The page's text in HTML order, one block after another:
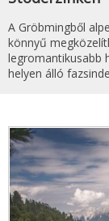
A Gröbmingből
könnyű
legromantikusabb
helyen álló